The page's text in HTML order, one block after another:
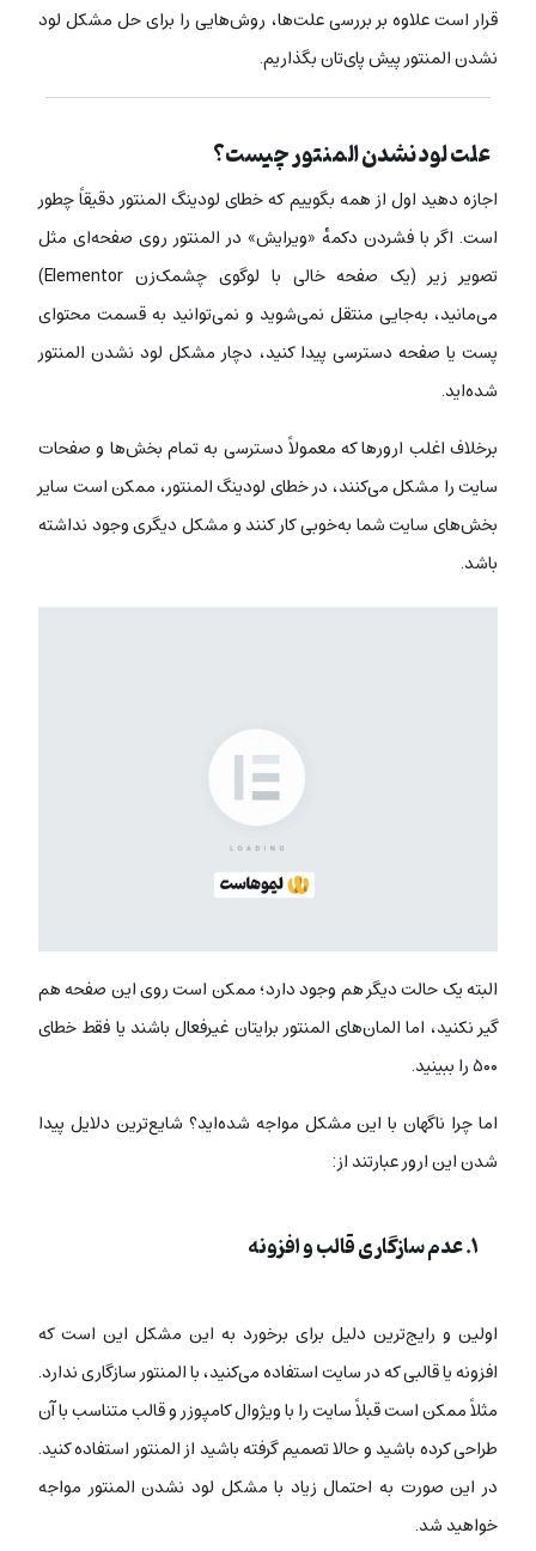
قرار است علاوه بر بررسی علت‌ها، روش‌هایی را برای حل مشکل لود
نشدن المنتور پیش پای‌تان بگذاریم.
علت لود نشدن المنتور چیست؟
اجازه دهید اول از همه بگوییم که خطای لودینگ المنتور دقیقاً چطور
است. اگر با فشردن دکمهٔ «ویرایش» در المنتور روی صفحه‌ای مثل
تصویر زیر (یک صفحه خالی با لوگوی چشمک‌زن Elementor)
می‌مانید، به‌جایی منتقل نمی‌شوید و نمی‌توانید به قسمت محتوای
پست یا صفحه دسترسی پیدا کنید، دچار مشکل لود نشدن المنتور
شده‌اید.
برخلاف اغلب ارورها که معمولاً دسترسی به تمام بخش‌ها و صفحات
سایت را مشکل می‌کنند، در خطای لودینگ المنتور، ممکن است سایر
بخش‌های سایت شما به‌خوبی کار کنند و مشکل دیگری وجود نداشته
باشد.
البته یک حالت دیگر هم وجود دارد؛ ممکن است روی این صفحه هم
گیر نکنید، اما المان‌های المنتور برایتان غیرفعال باشند یا فقط خطای
۵۰۰ را ببینید.
اما چرا ناگهان با این مشکل مواجه شده‌اید؟ شایع‌ترین دلایل پیدا
شدن این ارور عبارتند از:
۱. عدم سازگاری قالب و افزونه
اولین و رایج‌ترین دلیل برای برخورد به این مشکل این است که
افزونه یا قالبی که در سایت استفاده می‌کنید، با المنتور سازگاری ندارد.
مثلاً ممکن است قبلاً سایت را با ویژوال کامپوزر و قالب متناسب با آن
طراحی کرده باشید و حالا تصمیم گرفته باشید از المنتور استفاده کنید.
در این صورت به احتمال زیاد با مشکل لود نشدن المنتور مواجه
خواهید شد.